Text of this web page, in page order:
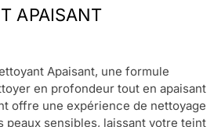
APAISANT
Apaisant, une formule
en profondeur tout en apaisant
offre une expérience de nettoyage
peaux sensibles, laissant votre teint